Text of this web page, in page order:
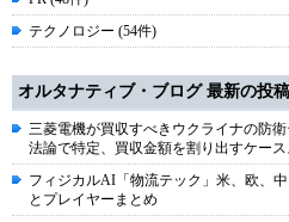
テクノロジー (54件)
オルタナティブ・ブログ 最新の投稿
三菱電機が買収すべきウクライナの防
法論で特定、買収金額を割り出すケース
フィジカルAI「物流テック」米、欧、
とプレイヤーまとめ